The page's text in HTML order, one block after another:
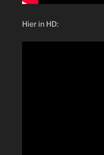
Hier in HD: